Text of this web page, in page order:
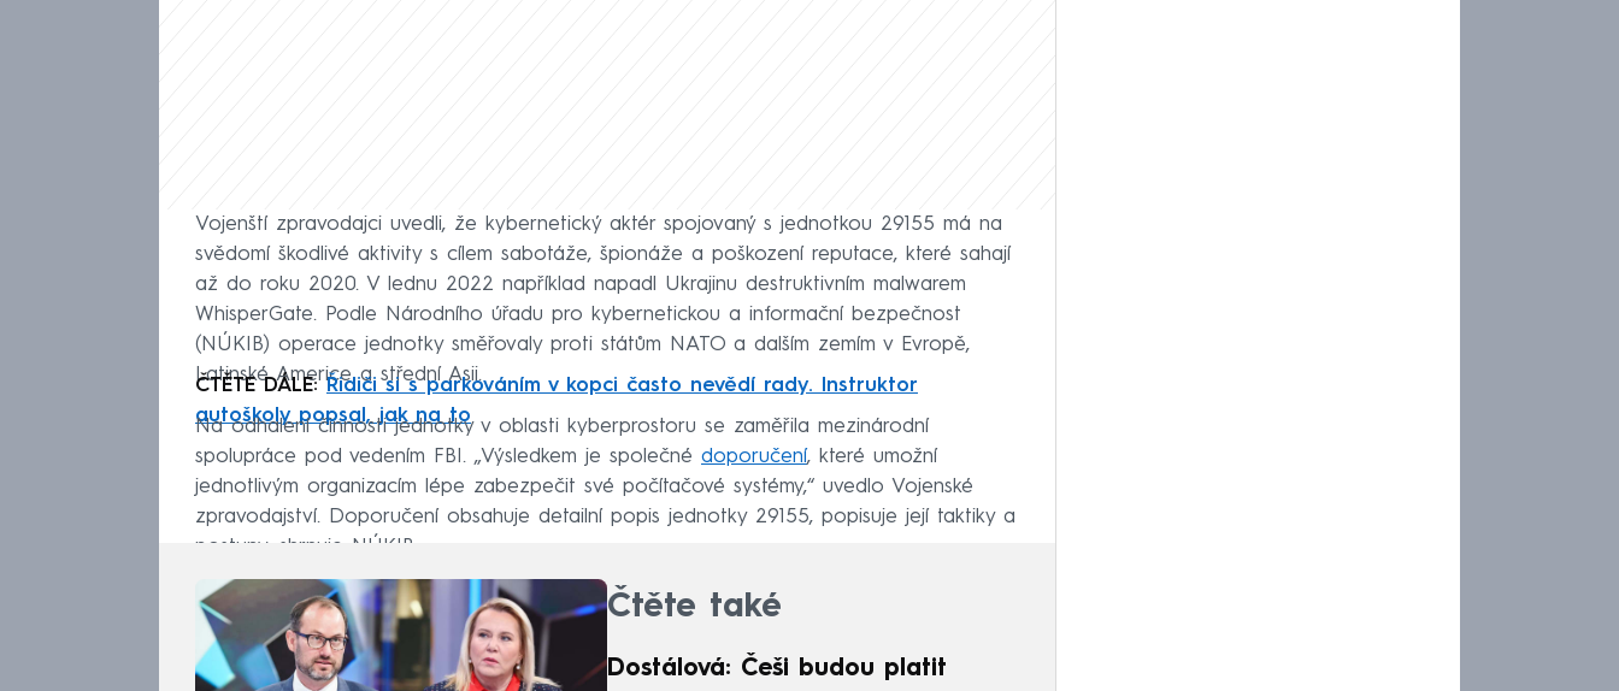
Vojenští zpravodajci uvedli, že kybernetický aktér spojovaný s jednotkou 29155 má na
svědomí škodlivé aktivity s cílem sabotáže, špionáže a poškození reputace, které sahají
až do roku 2020. V lednu 2022 například napadl Ukrajinu destruktivním malwarem
WhisperGate. Podle Národního úřadu pro kybernetickou a informační bezpečnost
(NÚKIB) operace jednotky směřovaly proti státům NATO a dalším zemím v Evropě,
Latinské Americe a střední Asii.
ČTĚTE DÁLE:Řidiči si s parkováním v kopci často nevědí rady. Instruktor
autoškoly popsal, jak na to
Na odhalení činnosti jednotky v oblasti kyberprostoru se zaměřila mezinárodní
spolupráce pod vedením FBI. „Výsledkem je společné doporučení, které umožní
jednotlivým organizacím lépe zabezpečit své počítačové systémy,“ uvedlo Vojenské
zpravodajství. Doporučení obsahuje detailní popis jednotky 29155, popisuje její taktiky a
postupy, shrnuje NÚKIB.
Čtěte také
Dostálová: Češi budou platit